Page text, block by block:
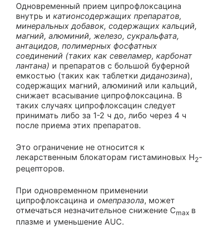
Одновременный прием ципрофлоксацина
внутрь и катионсодержащих препаратов,
минеральных добавок, содержащих кальций,
магний, алюминий, железо, сукральфата,
антацидов, полимерных фосфатных
соединений (таких как севеламер, карбонат
лантана) и препаратов с большой буферной
емкостью (таких как таблетки диданозина),
содержащих магний, алюминий или кальций,
снижает всасывание ципрофлоксацина. В
таких случаях ципрофлоксацин следует
принимать либо за 1-2 ч до, либо через 4 ч
после приема этих препаратов.
Это ограничение не относится к
лекарственным блокаторам гистаминовых Н2-
рецепторов.
При одновременном применении
ципрофлоксацина и омепразола, может
отмечаться незначительное снижение Cmax в
плазме и уменьшение AUC.